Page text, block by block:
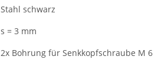
Stahl schwarz
s = 3 mm
2x Bohrung für Senkkopfschraube M 6